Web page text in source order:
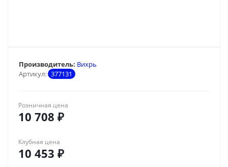
Артикул: 377131
Производитель: Вихрь
Розничная цена
10 708 ₽
Клубная цена
10 453 ₽